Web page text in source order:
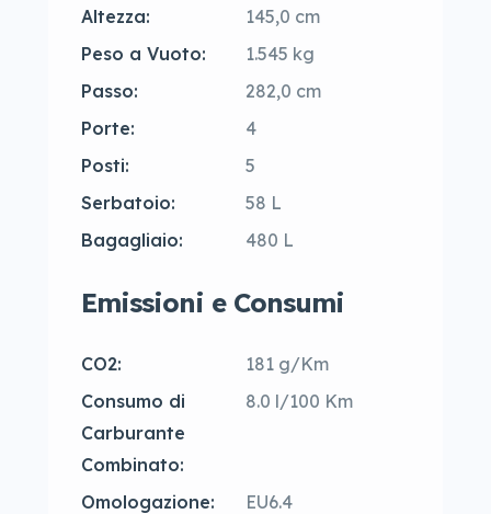
Altezza:
145,0 cm
Peso a Vuoto:
1.545 kg
Passo:
282,0 cm
Porte:
4
Posti:
5
Serbatoio:
58 L
Bagagliaio:
480 L
Emissioni e Consumi
CO2:
181 g/Km
Consumo di
Carburante
Combinato:
8.0 l/100 Km
Omologazione: EU6.4